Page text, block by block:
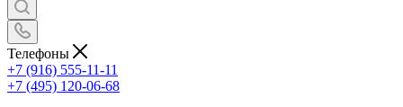
Телефоны
+7 (916) 555-11-11
+7 (495) 120-06-68